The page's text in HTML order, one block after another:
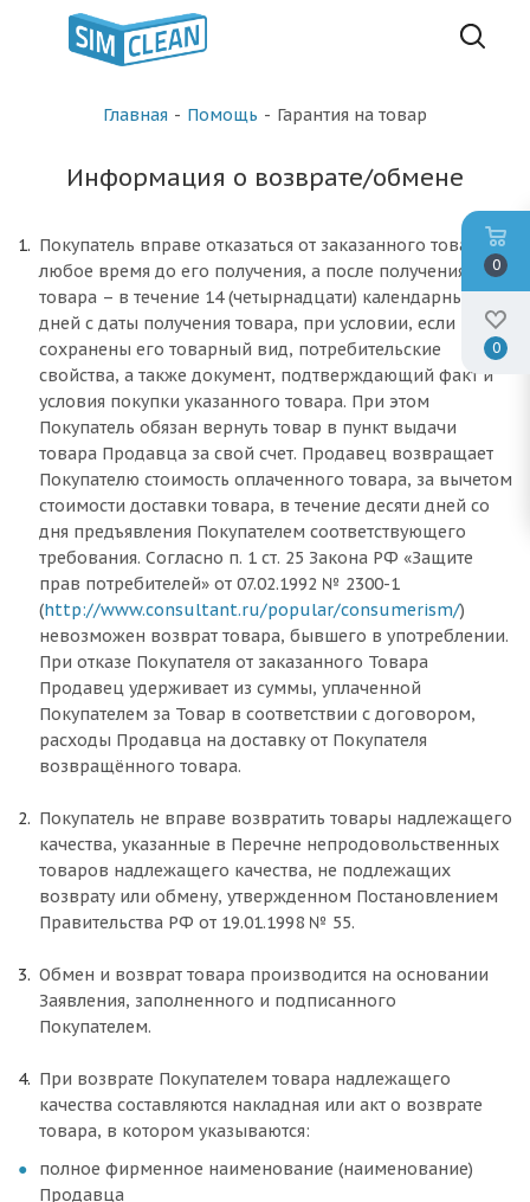
Главная - Помощь - Гарантия на товар
Информация о возврате/обмене
Покупатель вправе отказаться от заказанного товара в
любое время до его получения, а после получения
товара – в течение 14 (четырнадцати) календарных
дней с даты получения товара, при условии, если
сохранены его товарный вид, потребительские
свойства, а также документ, подтверждающий факт и
условия покупки указанного товара. При этом
Покупатель обязан вернуть товар в пункт выдачи
товара Продавца за свой счет. Продавец возвращает
Покупателю стоимость оплаченного товара, за вычетом
стоимости доставки товара, в течение десяти дней со
дня предъявления Покупателем соответствующего
требования. Согласно п. 1 ст. 25 Закона РФ «Защите
прав потребителей» от 07.02.1992 № 2300-1
(http://www.consultant.ru/popular/consumerism/)
невозможен возврат товара, бывшего в употреблении.
При отказе Покупателя от заказанного Товара
Продавец удерживает из суммы, уплаченной
Покупателем за Товар в соответствии с договором,
расходы Продавца на доставку от Покупателя
возвращённого товара.
Покупатель не вправе возвратить товары надлежащего
качества, указанные в Перечне непродовольственных
товаров надлежащего качества, не подлежащих
возврату или обмену, утвержденном Постановлением
Правительства РФ от 19.01.1998 № 55.
Обмен и возврат товара производится на основании
Заявления, заполненного и подписанного
Покупателем.
При возврате Покупателем товара надлежащего
качества составляются накладная или акт о возврате
товара, в котором указываются:
полное фирменное наименование (наименование)
Продавца
0
0